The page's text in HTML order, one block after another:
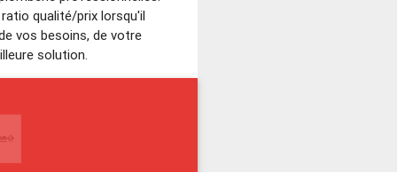
qualité/prix lorsqu'il
vos besoins, de votre
solution.